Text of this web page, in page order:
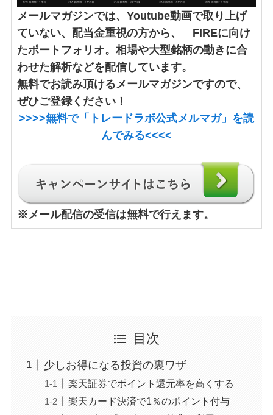
メールマガジンでは、Youtube動画で取り上げ
ていない、配当金重視の方から、 FIREに向け
たポートフォリオ。相場や大型銘柄の動きに合
わせた解析などを配信しています。
無料でお読み頂けるメールマガジンですので、
ぜひご登録ください！
>>>>無料で「トレードラボ公式メルマガ」 を読
んでみる<<<<
※メール配信の受信は無料で行えます。
目次
少しお得になる投資の裏ワザ
楽天証券でポイント還元率を高くする
楽天カード決済で1％のポイント付与